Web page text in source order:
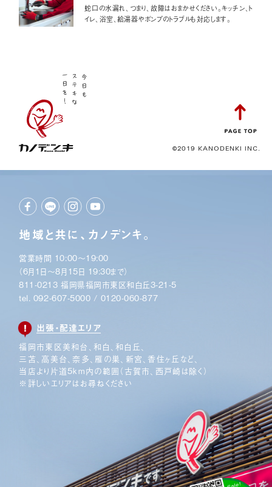
蛇口の水漏れ、つまり、故障はおまかせください。キッチン、ト
イレ、浴室、給湯器やポンプのトラブルも対応します。
©2019 KANODENKI INC.
地域と共に、カノデンキ。
営業時間 10:00〜19:00
（6月1日〜8月15日 19:30まで）
811-0213 福岡県福岡市東区和白丘3-21-5
tel. 092-607-5000 / 0120-060-877
出張・配達エリア
福岡市東区美和台、和白、和白丘、
三苫、高美台、奈多、 雁の巣、新宮、香住ヶ丘など、
当店より片道5km内の範囲 （古賀市、西戸崎は除く）
※詳しいエリアはお尋ねください